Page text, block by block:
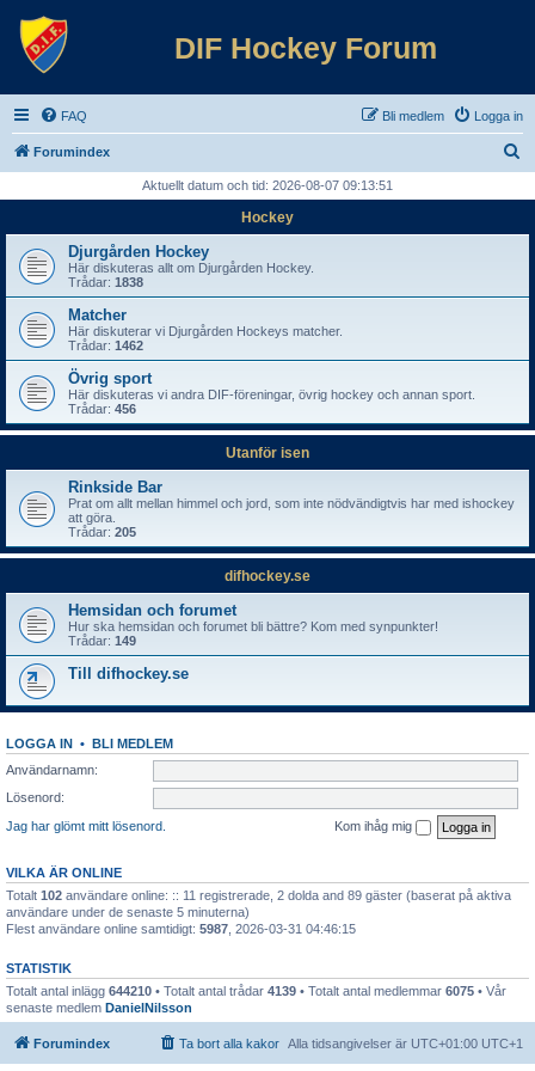
DIF Hockey Forum
FAQ Logga in
Bli medlem
Forumindex
Aktuellt datum och tid: 2026-08-07 09:13:51
Hockey
Djurgården Hockey
Här diskuteras allt om Djurgården Hockey.
Trådar: 1838
Matcher
Här diskuterar vi Djurgården Hockeys matcher.
Trådar: 1462
Övrig sport
Här diskuteras vi andra DIF-föreningar, övrig hockey och annan sport.
Trådar: 456
Utanför isen
Rinkside Bar
Prat om allt mellan himmel och jord, som inte nödvändigtvis har med ishockey
att göra.
Trådar: 205
difhockey.se
Hemsidan och forumet
Hur ska hemsidan och forumet bli bättre? Kom med synpunkter!
Trådar: 149
Till difhockey.se
LOGGA IN • BLI MEDLEM
Användarnamn:
Lösenord:
Jag har glömt mitt lösenord.
Kom ihåg mig
VILKA ÄR ONLINE
Totalt 102 användare online: :: 11 registrerade, 2 dolda and 89 gäster (baserat på aktiva
användare under de senaste 5 minuterna)
Flest användare online samtidigt: 5987 , 2026-03-31 04:46:15
STATISTIK
Totalt antal inlägg 644210 • Totalt antal trådar 4139 • Totalt antal medlemmar 6075 • Vår
senaste medlem DanielNilsson
Forumindex Alla tidsangivelser är UTC+01:00 UTC+1
Ta bort alla kakor